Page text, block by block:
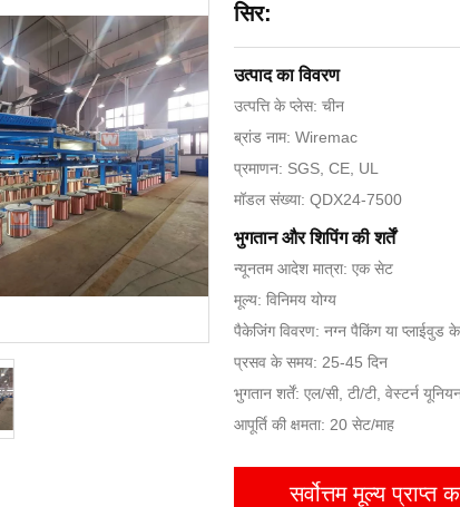
सिर:
उत्पाद का विवरण
उत्पत्ति के प्लेस: चीन
ब्रांड नाम: Wiremac
प्रमाणन: SGS, CE, UL
मॉडल संख्या: QDX24-7500
भुगतान और शिपिंग की शर्तें
न्यूनतम आदेश मात्रा: एक सेट
मूल्य: विनिमय योग्य
पैकेजिंग विवरण: नग्न पैकिंग या प्लाईवुड
प्रसव के समय: 25-45 दिन
भुगतान शर्तें: एल/सी, टी/टी, वेस्टर्न
आपूर्ति की क्षमता: 20 सेट/माह
सर्वोत्तम मूल्य प्राप्त